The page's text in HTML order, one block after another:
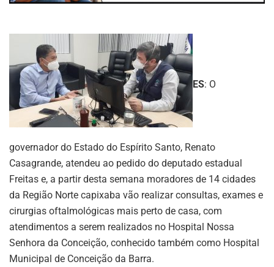
ES: O
governador do Estado do Espírito Santo, Renato
Casagrande, atendeu ao pedido do deputado estadual
Freitas e, a partir desta semana moradores de 14 cidades
da Região Norte capixaba vão realizar consultas, exames e
cirurgias oftalmológicas mais perto de casa, com
atendimentos a serem realizados no Hospital Nossa
Senhora da Conceição, conhecido também como Hospital
Municipal de Conceição da Barra.